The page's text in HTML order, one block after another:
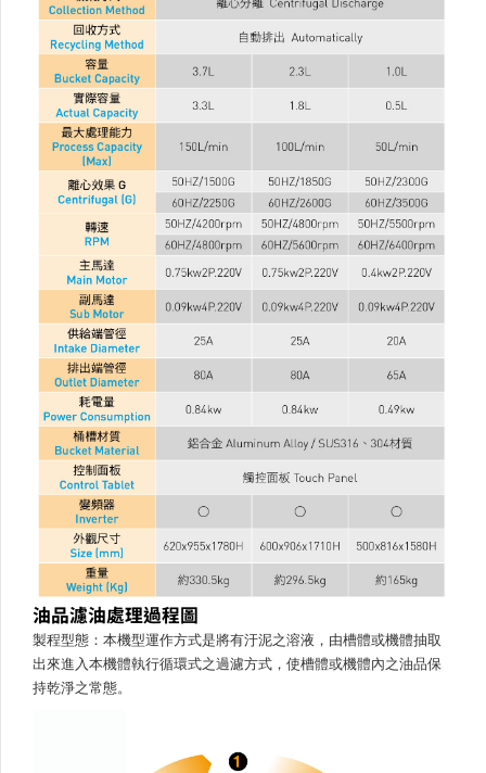
油品濾油處理過程圖
製程型態：本機型運作方式是將有汙泥之溶液，由槽體或機體抽取
出來進入本機體執行循環式之過濾方式，使槽體或機體內之油品保
持乾淨之常態。